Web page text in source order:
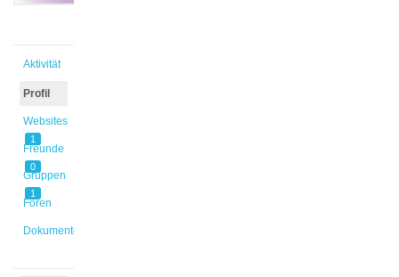
Aktivität
Profil
Websites
1
Freunde
0
Gruppen
1
Foren
Dokumente